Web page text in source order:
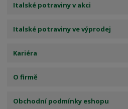
Italské potraviny v akci
Italské potraviny ve výprodej
Kariéra
O firmě
Obchodní podmínky eshopu